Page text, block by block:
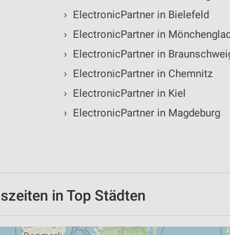
› ElectronicPartner in Bielefeld
› ElectronicPartner in
› ElectronicPartner in
› ElectronicPartner in Chemnitz
› ElectronicPartner in Kiel
› ElectronicPartner in Magdeburg
in Top Städten